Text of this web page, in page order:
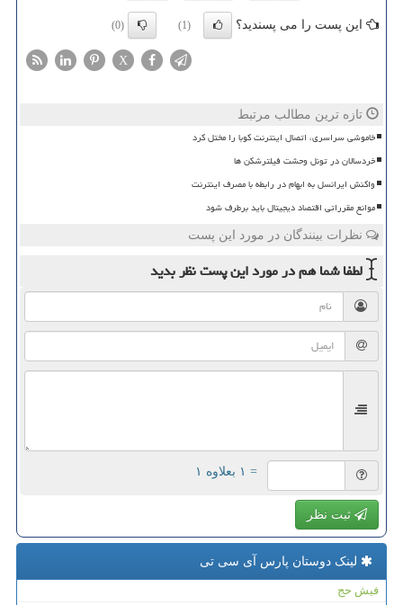
این پست را می پسندید؟ (1)
(0)
X
تازه ترین مطالب مرتبط
خاموشی سراسری، اتصال اینترنت کوبا را مختل کرد
خردسالان در تونل وحشت فیلترشکن ها
واکنش ایرانسل به ابهام در رابطه با مصرف اینترنت
موانع مقرراتی اقتصاد دیجیتال باید برطرف شود
نظرات بینندگان در مورد این پست
لطفا شما همدر مورد این پستنظر بدید
= ۱ بعلاوه ۱
ثبت نظر
لینک دوستان پارس آی سی تی
فیش حج